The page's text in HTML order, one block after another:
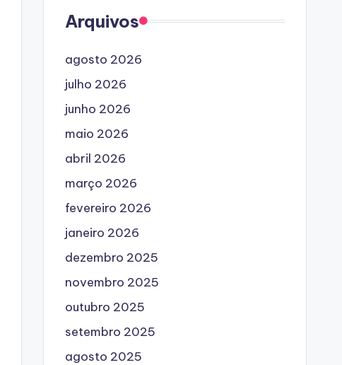
Arquivos
agosto 2026
julho 2026
junho 2026
maio 2026
abril 2026
março 2026
fevereiro 2026
janeiro 2026
dezembro 2025
novembro 2025
outubro 2025
setembro 2025
agosto 2025